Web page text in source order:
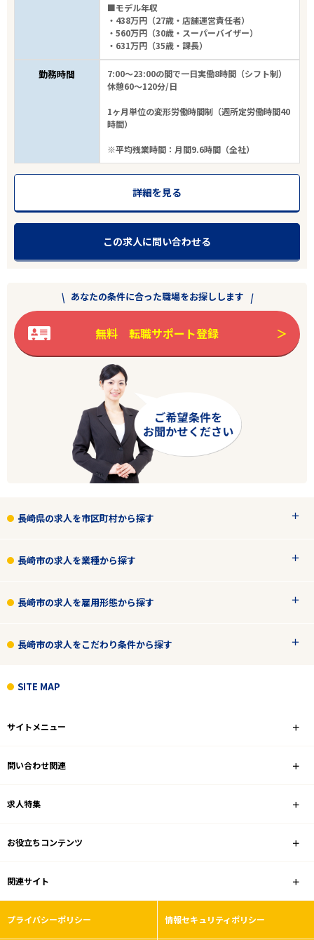
■モデル年収
・438万円（27歳・店舗運営責任者）
・560万円（30歳・スーパーバイザー）
・631万円（35歳・課長）
勤務時間
7:00～23:00の間で一日実働8時間（シフト制）
休憩60～120分/日
1ヶ月単位の変形労働時間制（週所定労働時間40
時間）
※平均残業時間：月間9.6時間（全社）
詳細を見る
この求人に問い合わせる
あなたの条件に合った職場をお探しします
無料 転職サポート登録
長崎県の求人を市区町村から探す
長崎市の求人を業種から探す
長崎市の求人を雇用形態から探す
長崎市の求人をこだわり条件から探す
SITE MAP
サイトメニュー
問い合わせ関連
求人特集
お役立ちコンテンツ
関連サイト
プライバシーポリシー 情報セキュリティポリシー